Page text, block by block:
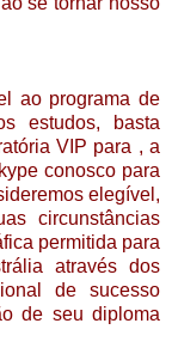
ao programa de
estudos, basta
VIP para , a
conosco para
elegível,
circunstâncias
fica permitida para
através dos
de sucesso
de seu diploma